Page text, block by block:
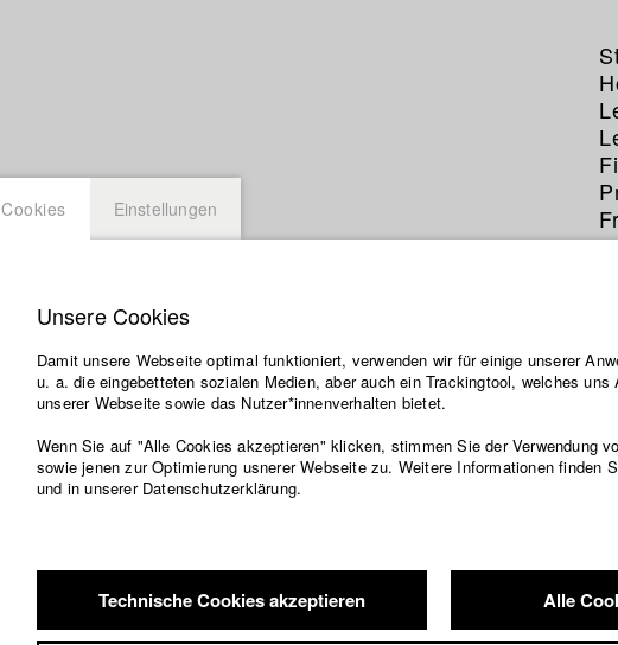
Cookies Einstellungen
Unsere Cookies
Damit unsere Webseite optimal funktioniert, verwenden wir für einige unserer
u. a. die eingebetteten sozialen Medien, aber auch ein Trackingtool, welches uns
unserer Webseite sowie das Nutzer*innenverhalten bietet.
Wenn Sie auf "Alle Cookies akzeptieren" klicken, stimmen Sie der Verwendung
sowie jenen zur Optimierung usnerer Webseite zu. Weitere Informationen finden
und in unserer Datenschutzerklärung.
Technische Cookies akzeptieren Alle